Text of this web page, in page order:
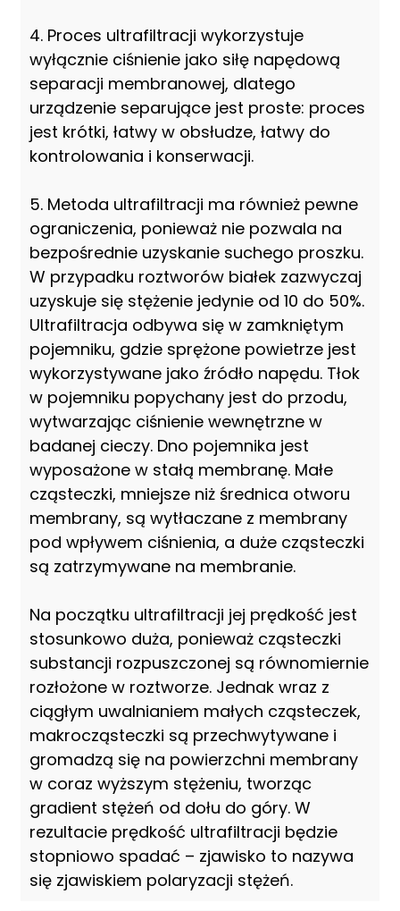
4. Proces ultrafiltracji wykorzystuje
wyłącznie ciśnienie jako siłę napędową
separacji membranowej, dlatego
urządzenie separujące jest proste: proces
jest krótki, łatwy w obsłudze, łatwy do
kontrolowania i konserwacji.
5. Metoda ultrafiltracji ma również pewne
ograniczenia, ponieważ nie pozwala na
bezpośrednie uzyskanie suchego proszku.
W przypadku roztworów białek zazwyczaj
uzyskuje się stężenie jedynie od 10 do 50%.
Ultrafiltracja odbywa się w zamkniętym
pojemniku, gdzie sprężone powietrze jest
wykorzystywane jako źródło napędu. Tłok
w pojemniku popychany jest do przodu,
wytwarzając ciśnienie wewnętrzne w
badanej cieczy. Dno pojemnika jest
wyposażone w stałą membranę. Małe
cząsteczki, mniejsze niż średnica otworu
membrany, są wytłaczane z membrany
pod wpływem ciśnienia, a duże cząsteczki
są zatrzymywane na membranie.
Na początku ultrafiltracji jej prędkość jest
stosunkowo duża, ponieważ cząsteczki
substancji rozpuszczonej są równomiernie
rozłożone w roztworze. Jednak wraz z
ciągłym uwalnianiem małych cząsteczek,
makrocząsteczki są przechwytywane i
gromadzą się na powierzchni membrany
w coraz wyższym stężeniu, tworząc
gradient stężeń od dołu do góry. W
rezultacie prędkość ultrafiltracji będzie
stopniowo spadać – zjawisko to nazywa
się zjawiskiem polaryzacji stężeń.